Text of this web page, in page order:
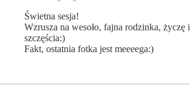
Świetna sesja!
Wzrusza na wesoło, fajna rodzinka, życzę
szczęścia:)
Fakt, ostatnia fotka jest meeeega:)